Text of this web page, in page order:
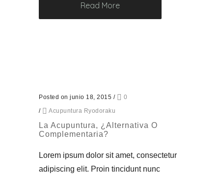
Read More
Posted on junio 18, 2015 /
0
/
Acupuntura Ryodoraku
La Acupuntura, ¿alternativa O
Complementaria?
Lorem ipsum dolor sit amet, consectetur
adipiscing elit. Proin tincidunt nunc